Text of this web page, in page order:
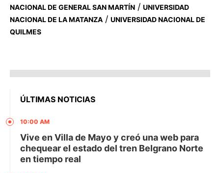
NACIONAL DE GENERAL SAN MARTÍN / UNIVERSIDAD
NACIONAL DE LA MATANZA / UNIVERSIDAD NACIONAL DE
QUILMES
ÚLTIMAS NOTICIAS
10:00 AM
Vive en Villa de Mayo y creó una web para
chequear el estado del tren Belgrano Norte
en tiempo real